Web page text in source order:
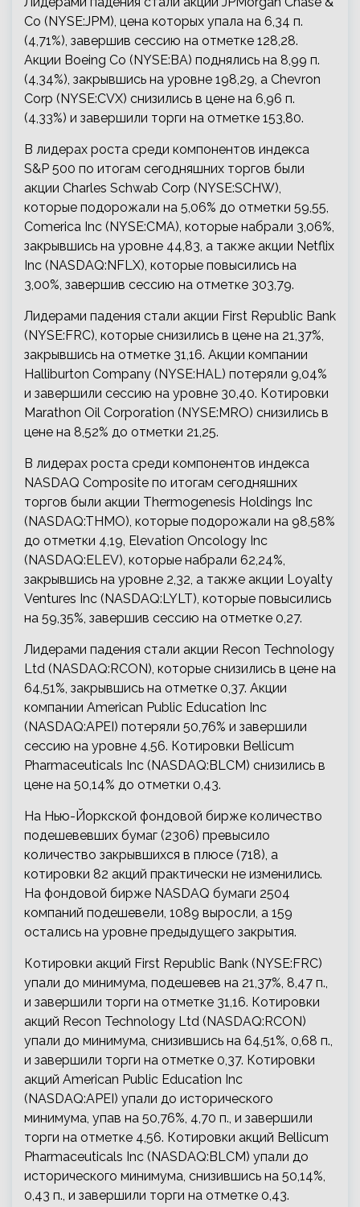
Co (NYSE:JPM), цена которых упала на 6,34 п.
(4,71%), завершив сессию на отметке 128,28.
Акции Boeing Co (NYSE:BA) поднялись на 8,99 п.
(4,34%), закрывшись на уровне 198,29, а Chevron
Corp (NYSE:CVX) снизились в цене на 6,96 п.
(4,33%) и завершили торги на отметке 153,80.
В лидерах роста среди компонентов индекса
S&P 500 по итогам сегодняшних торгов были
акции Charles Schwab Corp (NYSE:SCHW),
которые подорожали на 5,06% до отметки 59,55,
Comerica Inc (NYSE:CMA), которые набрали 3,06%,
закрывшись на уровне 44,83, а также акции Netflix
Inc (NASDAQ:NFLX), которые повысились на
3,00%, завершив сессию на отметке 303,79.
Лидерами падения стали акции First Republic Bank
(NYSE:FRC), которые снизились в цене на 21,37%,
закрывшись на отметке 31,16. Акции компании
Halliburton Company (NYSE:HAL) потеряли 9,04%
и завершили сессию на уровне 30,40. Котировки
Marathon Oil Corporation (NYSE:MRO) снизились в
цене на 8,52% до отметки 21,25.
В лидерах роста среди компонентов индекса
NASDAQ Composite по итогам сегодняшних
торгов были акции Thermogenesis Holdings Inc
(NASDAQ:THMO), которые подорожали на 98,58%
до отметки 4,19, Elevation Oncology Inc
(NASDAQ:ELEV), которые набрали 62,24%,
закрывшись на уровне 2,32, а также акции Loyalty
Ventures Inc (NASDAQ:LYLT), которые повысились
на 59,35%, завершив сессию на отметке 0,27.
Лидерами падения стали акции Recon Technology
Ltd (NASDAQ:RCON), которые снизились в цене на
64,51%, закрывшись на отметке 0,37. Акции
компании American Public Education Inc
(NASDAQ:APEI) потеряли 50,76% и завершили
сессию на уровне 4,56. Котировки Bellicum
Pharmaceuticals Inc (NASDAQ:BLCM) снизились в
цене на 50,14% до отметки 0,43.
На Нью-Йоркской фондовой бирже количество
подешевевших бумаг (2306) превысило
количество закрывшихся в плюсе (718), а
котировки 82 акций практически не изменились.
На фондовой бирже NASDAQ бумаги 2504
компаний подешевели, 1089 выросли, a 159
остались на уровне предыдущего закрытия.
Котировки акций First Republic Bank (NYSE:FRC)
упали до минимума, подешевев на 21,37%, 8,47 п.,
и завершили торги на отметке 31,16. Котировки
акций Recon Technology Ltd (NASDAQ:RCON)
упали до минимума, снизившись на 64,51%, 0,68 п.,
и завершили торги на отметке 0,37. Котировки
акций American Public Education Inc
(NASDAQ:APEI) упали до исторического
минимума, упав на 50,76%, 4,70 п., и завершили
торги на отметке 4,56. Котировки акций Bellicum
Pharmaceuticals Inc (NASDAQ:BLCM) упали до
исторического минимума, снизившись на 50,14%,
0,43 п., и завершили торги на отметке 0,43.